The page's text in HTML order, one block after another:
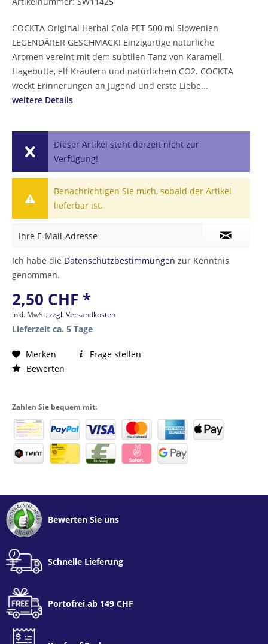
COCKTA Original Herbal Cola PET 500 ml Slowenien
LEGENDÄRER GESCHMACK! Einzigartige natürliche
Aromen vereint mit dem subtilen Tanz von Karamell,
Hagebutte, elf Kräutern und natürlichem CO2. COCKTA
weckt Erinnerungen an Jugend und erste Liebe...
weitere Details
Dieser Artikel steht derzeit nicht zur
Verfügung!
Benachrichtigen Sie mich, sobald der Artikel
lieferbar ist.
Ich habe die Datenschutzbestimmungen zur Kenntnis
genommen.
2,50 CHF *
inkl. MwSt.zzgl. Versandkosten
Lieferzeit ca. 5 Tage
Merken
Bewerten
Frage stellen
Zahlen Sie bequem mit:
Bewerten Sie uns
Schnelle Lieferung
Portofrei ab 149 CHF